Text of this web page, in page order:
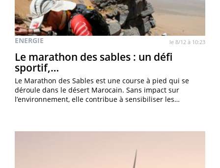
ENERGIE le 8/12 à 10:23
Le marathon des sables : un défi
sportif,…
Le Marathon des Sables est une course à pied qui se
déroule dans le désert Marocain. Sans impact sur
l’environnement, elle contribue à sensibiliser les…